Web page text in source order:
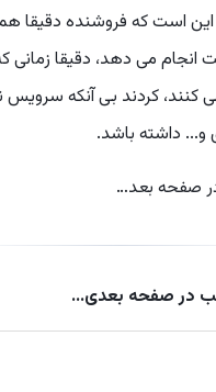
است که فروشنده دقیقا
انجام می دهد، دقیقا زمانی
کنند، کردند بی آنکه سرویس
و... داشته باشد.
صفحه بعد…
در صفحه‌ بعدی...